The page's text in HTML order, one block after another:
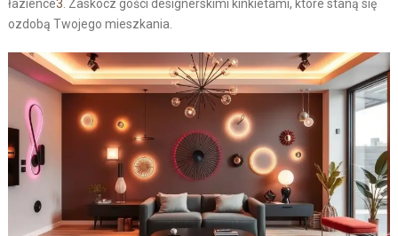
łazience3 . Zaskocz gości designerskimi kinkietami, które staną się
ozdobą Twojego mieszkania.